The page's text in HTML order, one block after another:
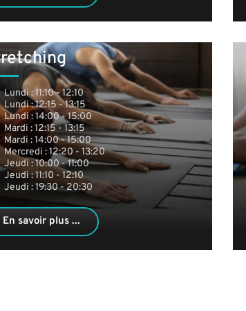
Lundi : 11:10 - 12:10
Lundi : 12:15 - 13:15
Lundi : 14:00 - 15:00
Mardi : 12:15 - 13:15
Mardi : 14:00 - 15:00
Mercredi : 12:20 - 13:20
Jeudi : 10:00 - 11:00
Jeudi : 11:10 - 12:10
Jeudi : 19:30 - 20:30
En savoir plus ...